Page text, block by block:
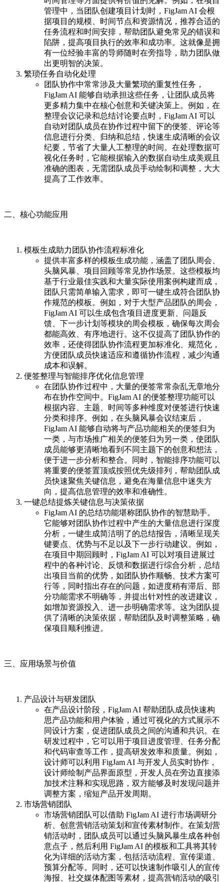
管理中，当团队创建项目计划时，FigJam AI 会根
据项目的规模、时间节点和资源情况，推荐合适的
任务流程和时间安排，帮助团队避免常见的错误和
陷阱，提高项目执行的效率和成功率。这就像是拥
有一位经验丰富的导师随时在旁指导，助力团队做
出更明智的决策。
繁琐任务自动化处理
团队协作中常常涉及大量繁琐的重复性任务，
FigJam AI 能够自动承担这些任务，让团队成员将
更多精力集中在核心创意和关键决策上。例如，在
整理会议记录和总结讨论要点时，FigJam AI 可以
自动对团队成员在协作过程中留下的便签、评论等
信息进行分类、归纳和总结，快速生成清晰的会议
纪要，节省了大量人工整理的时间。在处理数据可
视化任务时，它能根据输入的数据自动生成美观且
准确的图表，无需团队成员手动绘制和调整，大大
提高了工作效率。
二、核心功能应用
模板生成助力团队协作流程标准化
提供丰富多样的模板生成功能，涵盖了团队周会、
头脑风暴、项目回顾等常见协作场景。这些模板均
基于行业最佳实践和大量实际使用案例构建而成，
团队只需简单输入需求，即可一键生成符合团队协
作规范的模板。例如，对于大型产品团队的周会，
FigJam AI 可以生成包含项目进度更新、问题反
馈、下一步计划等模块的周会模板，确保每次周会
都能高效、有序地进行。这不仅提高了团队协作的
效率，还使得团队协作流程更加标准化、规范化，
方便团队成员快速适应和遵循协作流程，减少沟通
成本和误解。
便签整理与智能排序优化信息管理
在团队协作过程中，大量的便签常常杂乱无章地分
布在协作空间中。FigJam AI 的便签整理功能可以
根据内容、主题、时间等多种维度对便签进行快速
分类和排序。例如，在头脑风暴会议结束后，
FigJam AI 能够自动将与产品功能相关的便签归为
一类，与市场推广相关的便签归为另一类，使团队
成员能够更清晰地看到不同主题下的创意和想法，
便于进一步分析和整合。同时，智能排序功能可以
将重要的便签置顶或按照优先级排列，帮助团队成
员快速聚焦关键信息，避免在海量信息中迷失方
向，提高信息管理的效率和准确性。
一键总结提炼关键信息与决策依据
FigJam AI 的总结功能堪称团队协作的智慧助手。
它能够对团队协作过程中产生的大量信息进行深度
分析，一键生成简洁明了的总结报告，清晰呈现关
键要点、优势与不足以及下一步行动建议。例如，
在项目中期回顾时，FigJam AI 可以对项目进展过
程中的各种讨论、反馈和数据进行综合分析，总结
出项目当前的优势，如团队协作顺畅、技术方案可
行等，同时指出存在的问题，如进度稍有滞后、部
分功能需求不明确等，并提出针对性的改进建议，
如增加资源投入、进一步明确需求等。这为团队提
供了清晰的决策依据，帮助团队及时调整策略，确
保项目顺利推进。
三、应用场景与价值
产品设计与研发团队
在产品设计阶段，FigJam AI 帮助团队成员快速构
思产品功能和用户体验，通过可视化的方式展示不
同设计方案，促进团队成员之间的沟通和共识。在
研发过程中，它可以用于项目进度管理、任务分配
和代码审查等工作，提高研发效率和质量。例如，
设计师可以利用 FigJam AI 与开发人员实时协作，
设计师绘制产品界面原型，开发人员在旁边直接添
加技术注释和实现思路，双方能够及时发现问题并
调整方案，缩短产品开发周期。
市场营销团队
市场营销团队可以借助 FigJam AI 进行市场调研分
析、创意营销活动策划和宣传素材制作。在策划营
销活动时，团队成员可以通过头脑风暴生成各种创
意点子，然后利用 FigJam AI 的模板和工具将其转
化为详细的活动方案，包括活动流程、宣传渠道、
预算分配等。同时，还可以快速制作吸引人的宣传
海报、社交媒体配图等素材，提高营销活动的吸引